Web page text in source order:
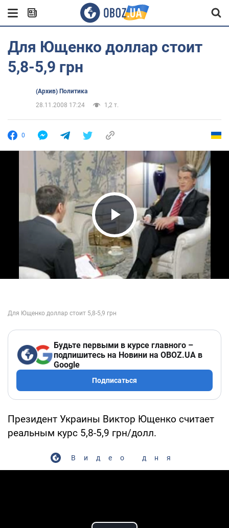
Для Ющенко доллар стоит
5,8-5,9 грн
(Архив) Политика
28.11.2008 17:24
1,2 т.
0
Play Video
Будьте первыми в курсе главного –
подпишитесь на Новини на OBOZ.UA в
Google
Подписаться
Президент Украины Виктор Ющенко считает
реальным курс 5,8-5,9 грн/долл.
Видео дня